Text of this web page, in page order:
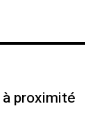
proximité